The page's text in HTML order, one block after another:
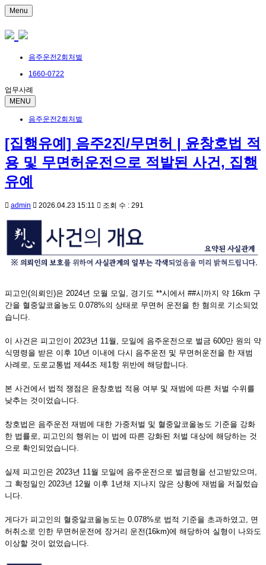
Menu
음주운전2회처벌
1660-0722
업무사례
MENU
음주운전2회처벌
[집행유예] 음주2진/무면허 | 윤창호법 적
용 및 무면허운전으로 적발된 사건, 집행
유예
admin 2026.04.23 15:11 조회 수 : 291
피고인(의뢰인)은 2024년 모월 모일, 경기도 **시에서 ##시까지 약 16km 구
간을 혈중알코올농도 0.078%의 상태로 무면허 운전을 한 혐의로 기소되었
습니다.
이 사건은 피고인이 2023년 11월, 모일에 음주운전으로 벌금 600만 원의 약
식명령을 받은 이후 10년 이내에 다시 음주운전 및 무면허운전을 한 재범
사례로, 도로교통법 제44조 제1항 위반에 해당합니다.
본 사건에서 법적 쟁점은 윤창호법 적용 여부 및 재범에 따른 처벌 수위를
낮추는 것이었습니다.
창호법은 음주운전 재범에 대한 가중처벌 및 혈중알코올농도 기준을 강화
한 법률로, 피고인의 행위는 이 법에 따른 강화된 처벌 대상에 해당하는 것
으로 확인되었습니다.
​실제 피고인은 2023년 11월 모일에 음주운전으로 벌금형을 선고받았으며,
그 확정일인 2023년 12월 이후 1년채 지나지 않은 상황에 재범을 저질렀습
니다.
게다가 피고인의 혈중알코올농도는 0.078%로 법적 기준을 초과하였고, 면
허취소로 인한 무면허운전에 장거리 운전(16km)에 해당하여 실형이 나와도
이상할 것이 없었습니다.